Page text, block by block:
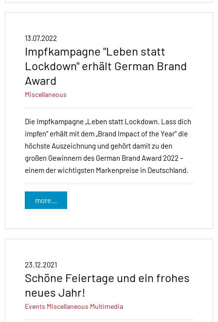
13.07.2022
Impfkampagne "Leben statt
Lockdown" erhält German Brand
Award
Miscellaneous
Die Impfkampagne „Leben statt Lockdown. Lass dich
impfen“ erhält mit dem „Brand Impact of the Year“ die
höchste Auszeichnung und gehört damit zu den
großen Gewinnern des German Brand Award 2022 –
einem der wichtigsten Markenpreise in Deutschland.
more...
23.12.2021
Schöne Feiertage und ein frohes
neues Jahr!
Events Miscellaneous Multimedia